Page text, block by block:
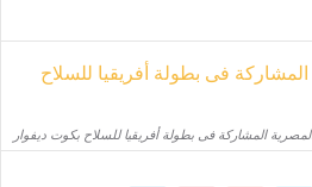
المشاركة فى بطولة أفريقيا للسلاح بكوت ديفوار